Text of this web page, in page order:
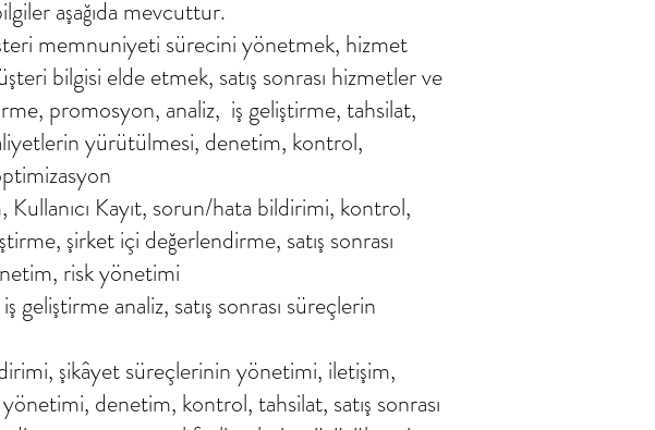
aşağıda mevcuttur.
memnuniyeti sürecini yönetmek, hizmet
bilgisi elde etmek, satış sonrası hizmetler ve
promosyon, analiz, iş geliştirme, tahsilat,
yürütülmesi, denetim, kontrol,
Kayıt, sorun/hata bildirimi, kontrol,
şirket içi değerlendirme, satış sonrası
risk yönetimi
analiz, satış sonrası süreçlerin
şikâyet süreçlerinin yönetimi, iletişim,
denetim, kontrol, tahsilat, satış sonrası